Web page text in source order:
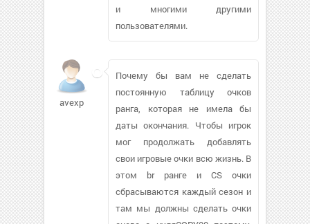
и многими другими
пользователями.
avexp
Почему бы вам не сделать
постоянную таблицу очков
ранга, которая не имела бы
даты окончания. Чтобы игрок
мог продолжать добавлять
свои игровые очки всю жизнь. В
этом br ранге и CS очки
сбрасываются каждый сезон и
там мы должны сделать очки